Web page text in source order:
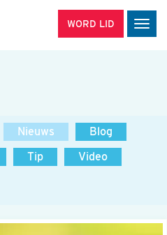
WORD LID
Nieuws
Blog
Tip
Video